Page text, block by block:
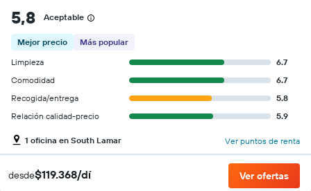
5,8 Aceptable
Mejor precio
Más popular
Limpieza
6.7
Comodidad
6.7
Recogida/entrega
5.8
Relación calidad-precio
5.9
1 oficina en South Lamar Ver puntos de renta
desde$119.368/dí Ver ofertas